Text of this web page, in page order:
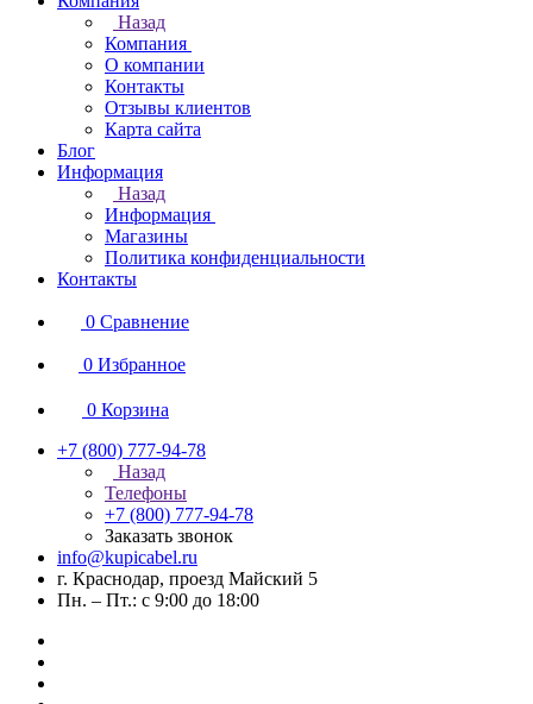
Назад
Компания
О компании
Контакты
Отзывы клиентов
Карта сайта
Блог
Информация
Назад
Информация
Магазины
Политика конфиденциальности
Контакты
0 Сравнение
0 Избранное
0 Корзина
+7 (800) 777-94-78
Назад
Телефоны
+7 (800) 777-94-78
Заказать звонок
info@kupicabel.ru
г. Краснодар, проезд Майский 5
Пн. – Пт.: с 9:00 до 18:00